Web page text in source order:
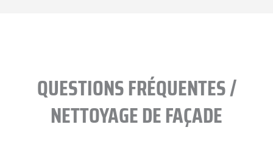
QUESTIONS FRÉQUENTES /
NETTOYAGE DE FAÇADE